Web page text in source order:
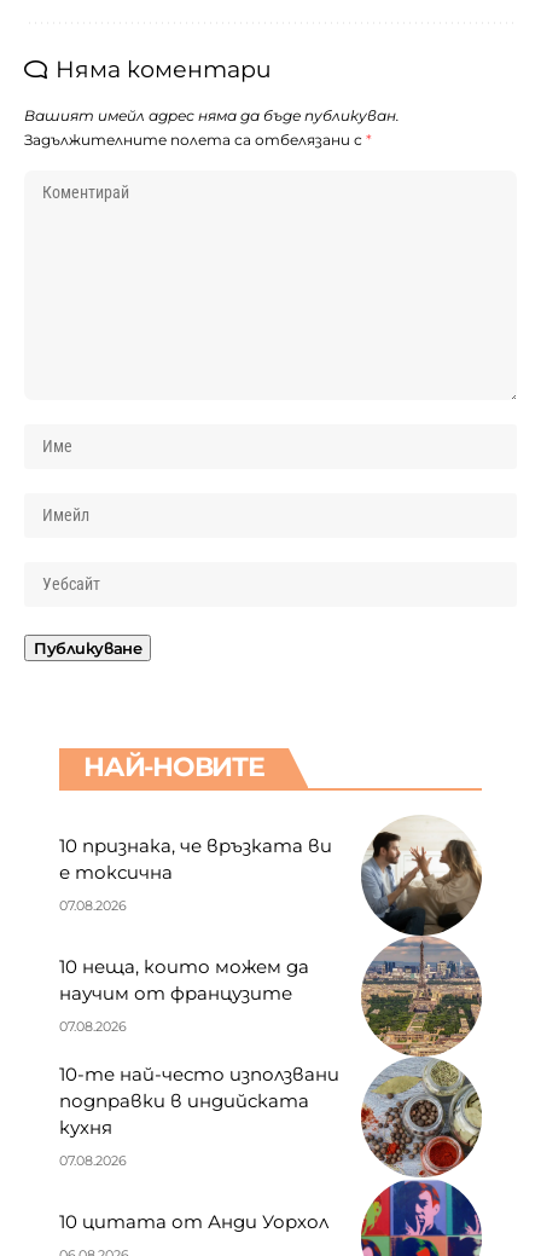
Няма коментари
Вашият имейл адрес няма да бъде публикуван.
Задължителните полета са отбелязани с *
НАЙ-НОВИТЕ
10 признака, че връзката ви
е токсична
07.08.2026
10 неща, които можем да
научим от французите
07.08.2026
10-те най-често използвани
подправки в индийската
кухня
07.08.2026
10 цитата от Анди Уорхол